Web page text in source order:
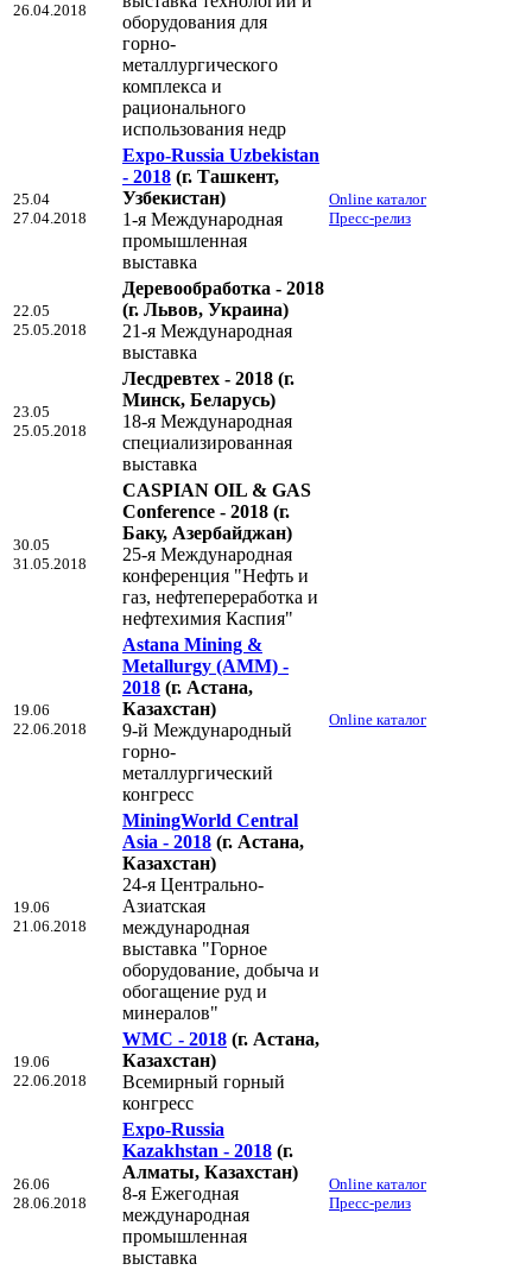
26.04.2018
оборудования для
горно-
металлургического
комплекса и
рационального
использования недр
25.04
27.04.2018
Expo-Russia Uzbekistan
- 2018 (г. Ташкент,
Узбекистан)
1-я Международная
промышленная
выставка
Online каталог
Пресс-релиз
22.05
25.05.2018
Деревообработка - 2018
(г. Львов, Украина)
21-я Международная
выставка
23.05
25.05.2018
Лесдревтех - 2018 (г.
Минск, Беларусь)
18-я Международная
специализированная
выставка
30.05
31.05.2018
CASPIAN OIL & GAS
Conference - 2018 (г.
Баку, Азербайджан)
25-я Международная
конференция "Нефть и
газ, нефтепереработка и
нефтехимия Каспия"
19.06
22.06.2018
Astana Mining &
Metallurgy (AMM) -
2018 (г. Астана,
Казахстан)
9-й Международный
горно-
металлургический
конгресс
Online каталог
19.06
21.06.2018
MiningWorld Central
Asia - 2018 (г. Астана,
Казахстан)
24-я Центрально-
Азиатская
международная
выставка "Горное
оборудование, добыча и
обогащение руд и
минералов"
19.06
22.06.2018
WMC - 2018 (г. Астана,
Казахстан)
Всемирный горный
конгресс
26.06
28.06.2018
Expo-Russia
Kazakhstan - 2018 (г.
Алматы, Казахстан)
8-я Ежегодная
международная
промышленная
выставка
Online каталог
Пресс-релиз